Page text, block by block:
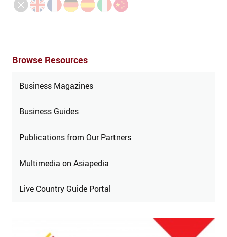
Browse Resources
Business Magazines
Business Guides
Publications from Our Partners
Multimedia on Asiapedia
Live Country Guide Portal